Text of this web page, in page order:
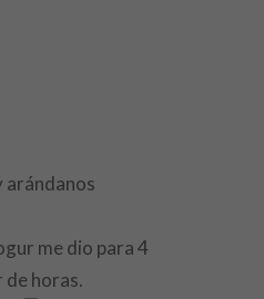
arándanos
me dio para 4
de horas.